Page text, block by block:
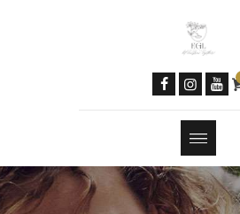
Women & AI
Social Media
Newsletter
Features